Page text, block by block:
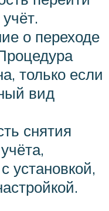
о переходе
только если
вид
снятия
установкой,